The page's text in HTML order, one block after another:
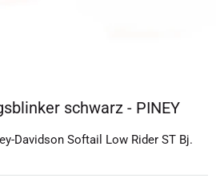
schwarz - PINEY
Davidson Softail Low Rider ST Bj.